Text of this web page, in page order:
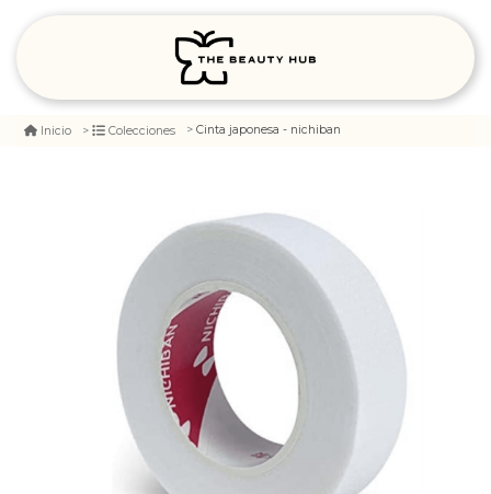
Inicio Colecciones Cinta japonesa - nichiban